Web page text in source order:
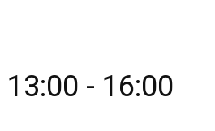
13:00 - 16:00